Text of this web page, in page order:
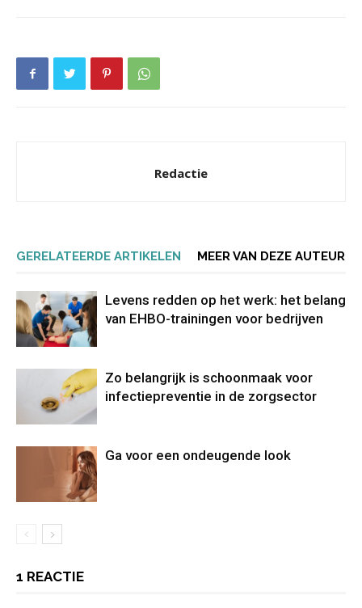
Redactie
GERELATEERDE ARTIKELEN MEER VAN DEZE AUTEUR
Levens redden op het werk: het belang
van EHBO-trainingen voor bedrijven
Zo belangrijk is schoonmaak voor
infectiepreventie in de zorgsector
Ga voor een ondeugende look
1 REACTIE